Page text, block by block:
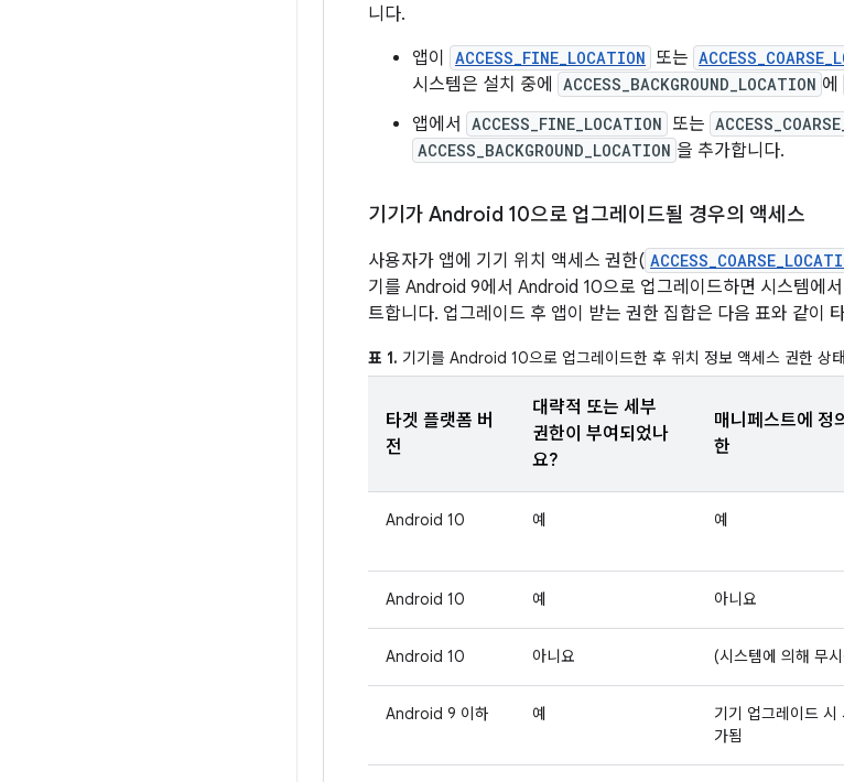
니다.
앱이
ACCESS_FINE_LOCATION 또는
시스템은 설치 중에
ACCESS_BACKGROUND_LOCATION 에
앱에서
ACCESS_FINE_LOCATION 또는
ACCESS_BACKGROUND_LOCATION 을 추가합니다.
기기가 Android 10으로 업그레이드될 경우의 액세스
사용자가 앱에 기기 위치 액세스 권한(
기를 Android 9에서 Android 10으로 업그레이드하면 시스템에
트합니다. 업그레이드 후 앱이 받는 권한 집합은 다음 표와 같이
표 1. 기기를 Android 10으로 업그레이드한 후 위치 정보 액세스 권한 상
타겟 플랫폼 버
전
대략적 또는 세부
권한이 부여되었나
요?
매니페스트에 정
한
Android 10 예 예
Android 10 예 아니요
Android 10 아니요 (시스템에 의해 무
Android 9 이하 예
기기 업그레이드
가됨